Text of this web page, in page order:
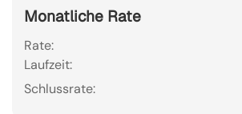
Monatliche Rate
Rate:
Laufzeit:
Schlussrate: